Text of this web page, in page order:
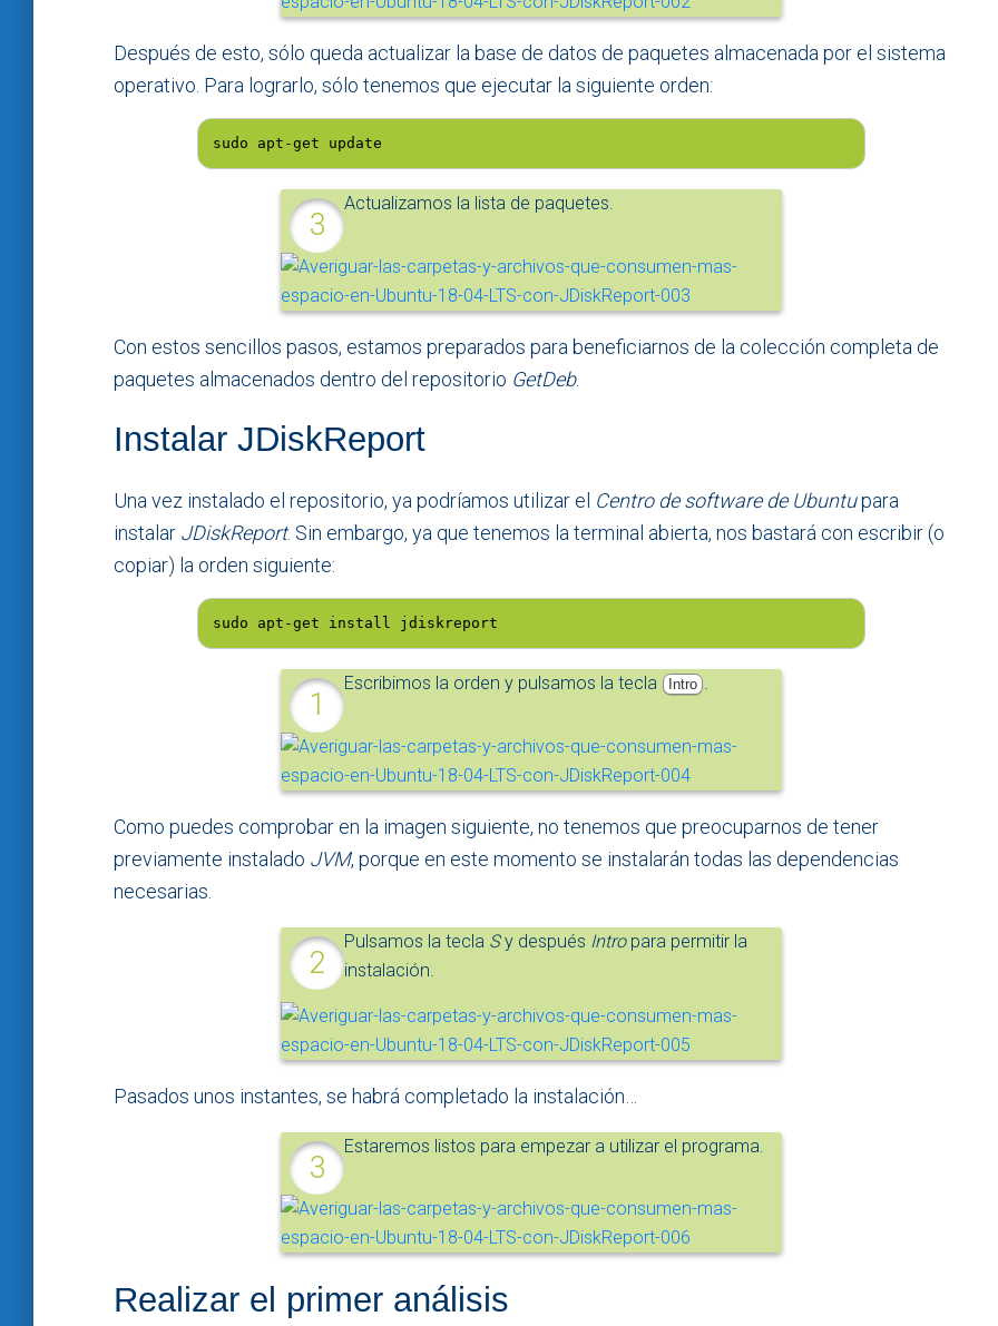
Después de esto, sólo queda actualizar la base de datos de paquetes almacenada por el sistema
operativo. Para lograrlo, sólo tenemos que ejecutar la siguiente orden:
sudo apt-get update
Actualizamos la lista de paquetes.
Con estos sencillos pasos, estamos preparados para beneficiarnos de la colección completa de
paquetes almacenados dentro del repositorio GetDeb.
Instalar JDiskReport
Una vez instalado el repositorio, ya podríamos utilizar el Centro de software de Ubuntupara
instalar JDiskReport. Sin embargo, ya que tenemos la terminal abierta, nos bastará con escribir (o
copiar) la orden siguiente:
sudo apt-get install jdiskreport
Escribimos la orden y pulsamos la tecla Intro .
Como puedes comprobar en la imagen siguiente, no tenemos que preocuparnos de tener
previamente instalado JVM, porque en este momento se instalarán todas las dependencias
necesarias.
Pulsamos la tecla Sy después Intropara permitir la
instalación.
Pasados unos instantes, se habrá completado la instalación…
Estaremos listos para empezar a utilizar el programa.
Realizar el primer análisis